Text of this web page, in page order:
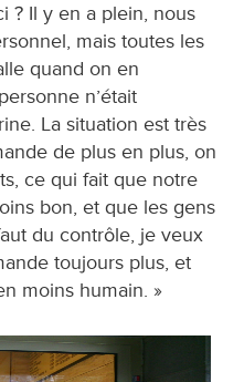
? Il y en a plein, nous
mais toutes les
quand on en
n’était
La situation est très
de plus en plus, on
ce qui fait que notre
bon, et que les gens
du contrôle, je veux
toujours plus, et
moins humain. »